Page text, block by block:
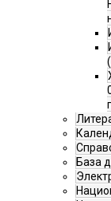
База